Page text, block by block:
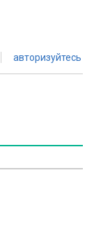
авторизуйтесь